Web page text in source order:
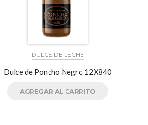
DULCE DE LECHE
Dulce de Poncho Negro 12X840
AGREGAR AL CARRITO